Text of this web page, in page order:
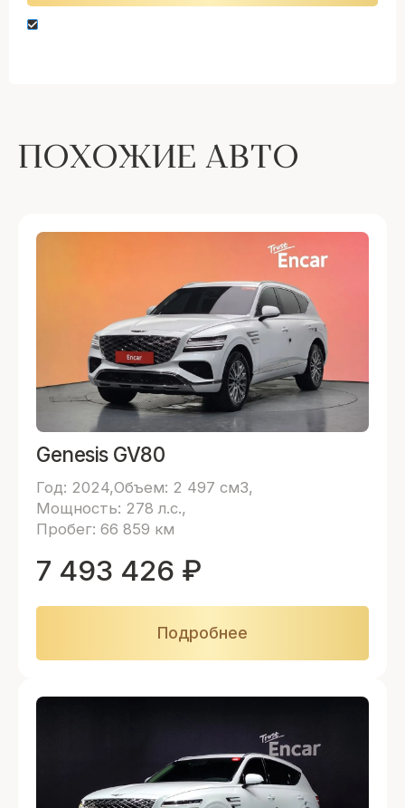
ПОХОЖИЕ АВТО
Genesis GV80
Год: 2024 Объем: 2 497 см3
Мощность: 278 л.с.
Пробег: 66 859 км
7 493 426 ₽
Подробнее